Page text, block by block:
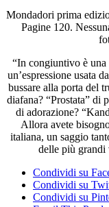
Mondadori prima
Pagine 120.
“In congiuntivo è una
un’espressione usata
bussare alla porta del
diafana? “Prostata” di
di adorazione?
Allora avete
italiana, un saggio
delle più
Condividi su
Condividi su
Condividi su